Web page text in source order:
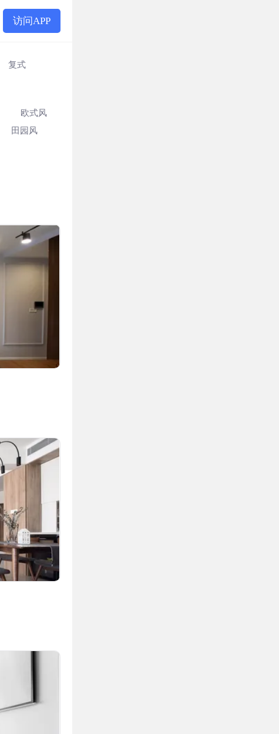
访问APP
复式
欧式风
田园风